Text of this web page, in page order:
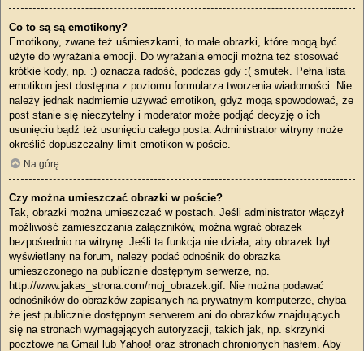
Co to są są emotikony?
Emotikony, zwane też uśmieszkami, to małe obrazki, które mogą być
użyte do wyrażania emocji. Do wyrażania emocji można też stosować
krótkie kody, np. :) oznacza radość, podczas gdy :( smutek. Pełna lista
emotikon jest dostępna z poziomu formularza tworzenia wiadomości. Nie
należy jednak nadmiernie używać emotikon, gdyż mogą spowodować, że
post stanie się nieczytelny i moderator może podjąć decyzję o ich
usunięciu bądź też usunięciu całego posta. Administrator witryny może
określić dopuszczalny limit emotikon w poście.
Na górę
Czy można umieszczać obrazki w poście?
Tak, obrazki można umieszczać w postach. Jeśli administrator włączył
możliwość zamieszczania załączników, można wgrać obrazek
bezpośrednio na witrynę. Jeśli ta funkcja nie działa, aby obrazek był
wyświetlany na forum, należy podać odnośnik do obrazka
umieszczonego na publicznie dostępnym serwerze, np.
http://www.jakas_strona.com/moj_obrazek.gif. Nie można podawać
odnośników do obrazków zapisanych na prywatnym komputerze, chyba
że jest publicznie dostępnym serwerem ani do obrazków znajdujących
się na stronach wymagających autoryzacji, takich jak, np. skrzynki
pocztowe na Gmail lub Yahoo! oraz stronach chronionych hasłem. Aby